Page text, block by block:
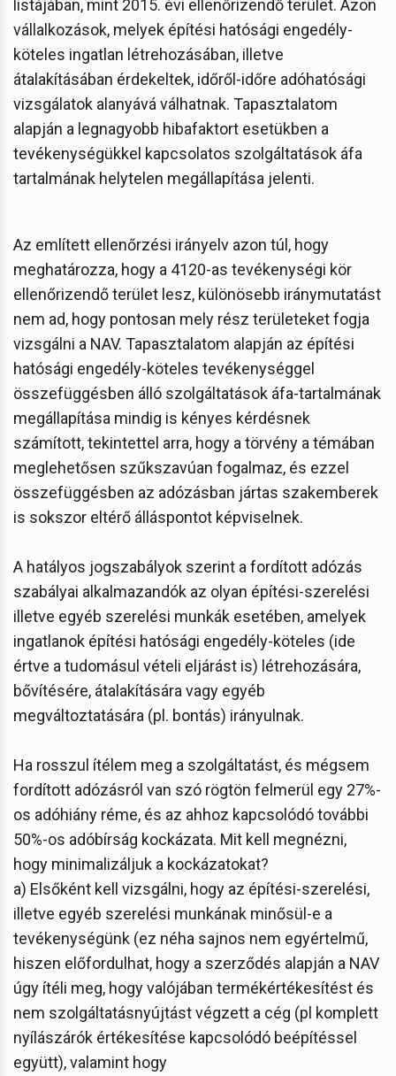
listájában, mint 2015. évi ellenőrizendő terület. Azon
vállalkozások, melyek építési hatósági engedély-
köteles ingatlan létrehozásában, illetve
átalakításában érdekeltek, időről-időre adóhatósági
vizsgálatok alanyává válhatnak. Tapasztalatom
alapján a legnagyobb hibafaktort esetükben a
tevékenységükkel kapcsolatos szolgáltatások áfa
tartalmának helytelen megállapítása jelenti.
Az említett ellenőrzési irányelv azon túl, hogy
meghatározza, hogy a 4120-as tevékenységi kör
ellenőrizendő terület lesz, különösebb iránymutatást
nem ad, hogy pontosan mely rész területeket fogja
vizsgálni a NAV. Tapasztalatom alapján az építési
hatósági engedély-köteles tevékenységgel
összefüggésben álló szolgáltatások áfa-tartalmának
megállapítása mindig is kényes kérdésnek
számított, tekintettel arra, hogy a törvény a témában
meglehetősen szűkszavúan fogalmaz, és ezzel
összefüggésben az adózásban jártas szakemberek
is sokszor eltérő álláspontot képviselnek.
A hatályos jogszabályok szerint a fordított adózás
szabályai alkalmazandók az olyan építési-szerelési
illetve egyéb szerelési munkák esetében, amelyek
ingatlanok építési hatósági engedély-köteles (ide
értve a tudomásul vételi eljárást is) létrehozására,
bővítésére, átalakítására vagy egyéb
megváltoztatására (pl. bontás) irányulnak.
Ha rosszul ítélem meg a szolgáltatást, és mégsem
fordított adózásról van szó rögtön felmerül egy 27%-
os adóhiány réme, és az ahhoz kapcsolódó további
50%-os adóbírság kockázata. Mit kell megnézni,
hogy minimalizáljuk a kockázatokat?
a) Elsőként kell vizsgálni, hogy az építési-szerelési,
illetve egyéb szerelési munkának minősül-e a
tevékenységünk (ez néha sajnos nem egyértelmű,
hiszen előfordulhat, hogy a szerződés alapján a NAV
úgy ítéli meg, hogy valójában termékértékesítést és
nem szolgáltatásnyújtást végzett a cég (pl komplett
nyílászárók értékesítése kapcsolódó beépítéssel
együtt), valamint hogy